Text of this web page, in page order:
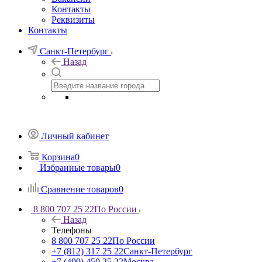
Контакты
Реквизиты
Контакты
Санкт-Петербург
Назад
Личный кабинет
Корзина0
Избранные товары0
Сравнение товаров0
8 800 707 25 22По России
Назад
Телефоны
8 800 707 25 22По России
+7 (812) 317 25 22Санкт-Петербург